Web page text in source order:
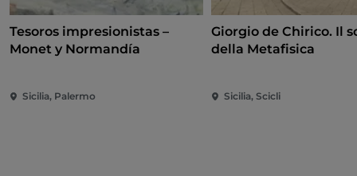
Tesoros impresionistas –
Monet y Normandía
Sicilia, Palermo
Giorgio de Chirico. Il
della Metafisica
Sicilia, Scicli